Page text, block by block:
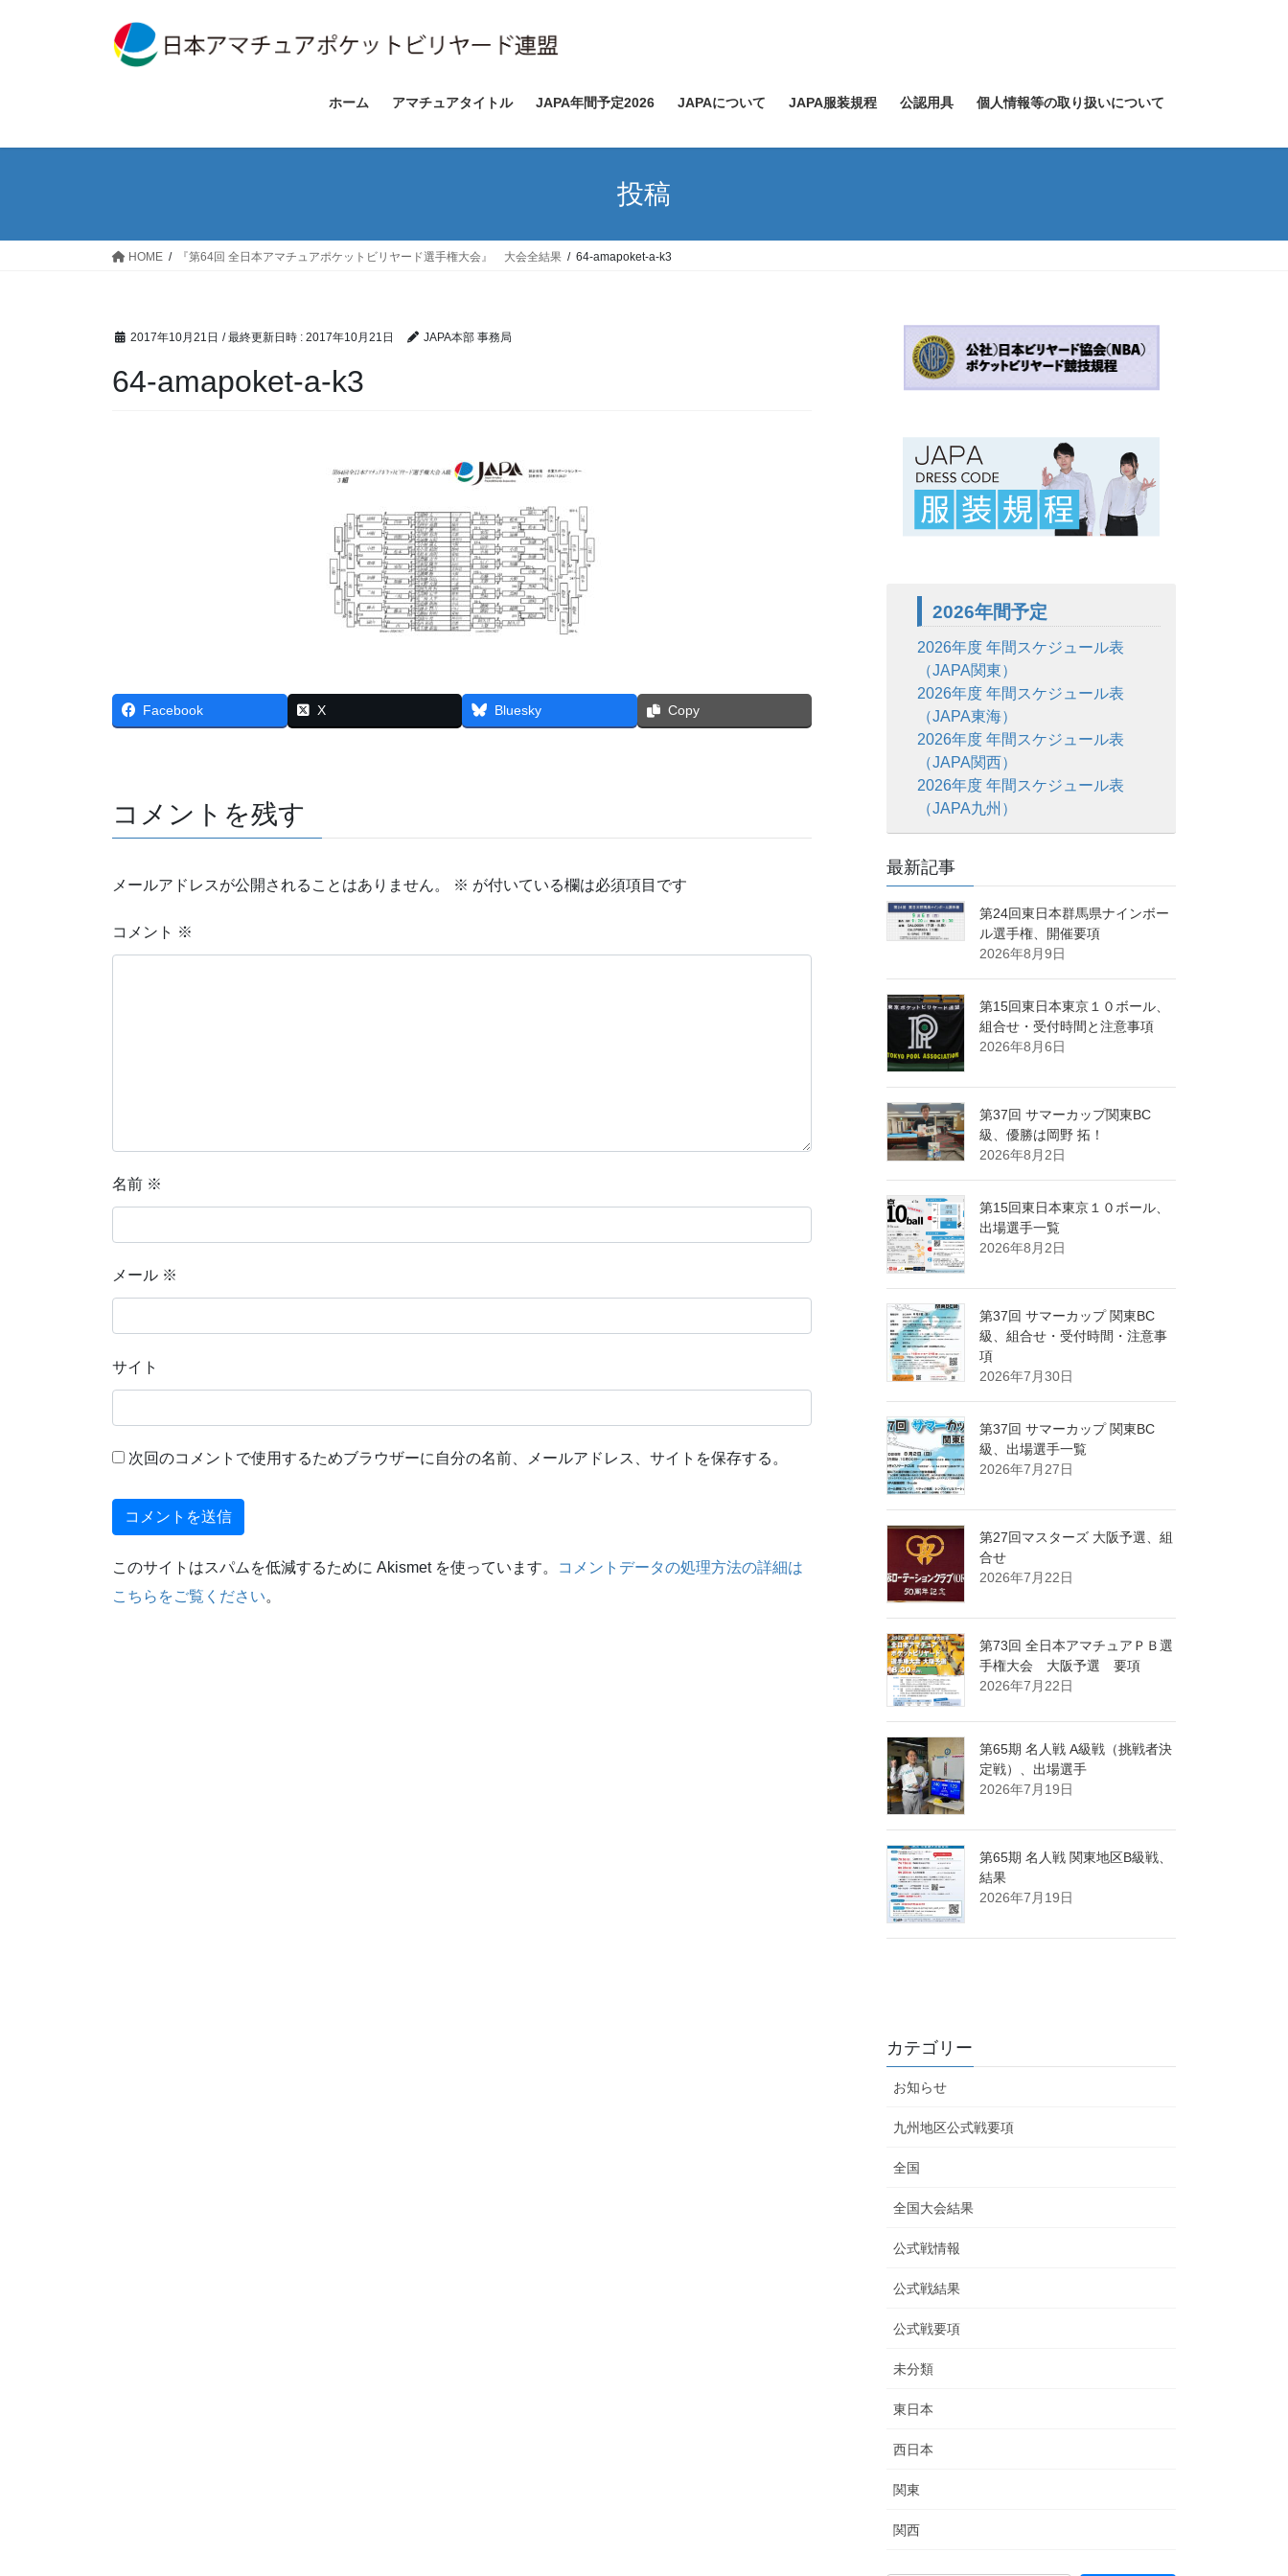
ス
ン
ホーム アマチュアタイトル JAPA年間予定2026 JAPAについて JAPA服装規程 公認用具 個人情報等の取り扱いについて
投稿
HOME 『第64回 全日本アマチュアポケットビリヤード選手権大会』 大会全結果 64-amapoket-a-k3
2017年10月21日 / 最終更新日時 : 2017年10月21日 JAPA本部 事務局
64-amapoket-a-k3
Facebook X Bluesky Copy
コメントを残す
メールアドレスが公開されることはありません。 ※ が付いている欄は必須項目です
コメント ※
名前 ※
メール ※
サイト
次回のコメントで使用するためブラウザーに自分の名前、メールアドレス、サイトを保存する。
このサイトはスパムを低減するために Akismet を使っています。
コメントデータの処理方法の詳細は
こちらをご覧ください。
2026年間予定
2026年度 年間スケジュール表
（JAPA関東）
2026年度 年間スケジュール表
（JAPA東海）
2026年度 年間スケジュール表
（JAPA関西）
2026年度 年間スケジュール表
（JAPA九州）
最新記事
第24回東日本群馬県ナインボー
ル選手権、開催要項
2026年8月9日
第15回東日本東京１０ボール、
組合せ・受付時間と注意事項
2026年8月6日
第37回 サマーカップ関東BC
級、優勝は岡野 拓！
2026年8月2日
第15回東日本東京１０ボール、
出場選手一覧
2026年8月2日
第37回 サマーカップ 関東BC
級、組合せ・受付時間・注意事
項
2026年7月30日
第37回 サマーカップ 関東BC
級、出場選手一覧
2026年7月27日
第27回マスターズ 大阪予選、組
合せ
2026年7月22日
第73回 全日本アマチュアＰＢ選
手権大会 大阪予選 要項
2026年7月22日
第65期 名人戦 A級戦（挑戦者決
定戦）、出場選手
2026年7月19日
第65期 名人戦 関東地区B級戦、
結果
2026年7月19日
カテゴリー
お知らせ
九州地区公式戦要項
全国
全国大会結果
公式戦情報
公式戦結果
公式戦要項
未分類
東日本
西日本
関東
関西